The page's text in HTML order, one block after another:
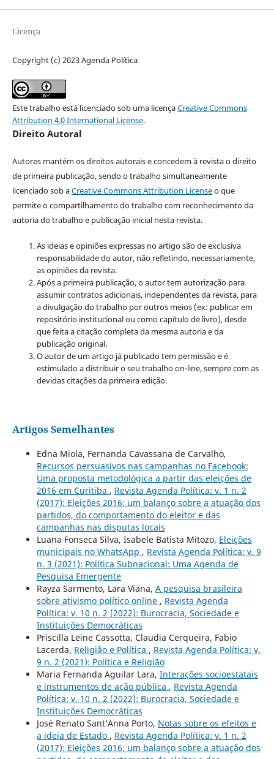
Licença
Copyright (c) 2023 Agenda Política
Este trabalho está licenciado sob uma licençaCreative Commons
Attribution 4.0 International License.
Direito Autoral
Autores mantém os direitos autorais e concedem à revista o direito
de primeira publicação, sendo o trabalho simultaneamente
licenciado sob aCreative Commons Attribution Licenseo que
permite o compartilhamento do trabalho com reconhecimento da
autoria do trabalho e publicação inicial nesta revista.
As ideias e opiniões expressas no artigo são de exclusiva
responsabilidade do autor, não refletindo, necessariamente,
as opiniões da revista.
Após a primeira publicação, o autor tem autorização para
assumir contratos adicionais, independentes da revista, para
a divulgação do trabalho por outros meios (ex: publicar em
repositório institucional ou como capítulo de livro), desde
que feita a citação completa da mesma autoria e da
publicação original.
O autor de um artigo já publicado tem permissão e é
estimulado a distribuir o seu trabalho on-line, sempre com as
devidas citações da primeira edição.
Artigos Semelhantes
Edna Miola, Fernanda Cavassana de Carvalho,
Recursos persuasivos nas campanhas no Facebook:
Uma proposta metodológica a partir das eleições de
2016 em Curitiba , Revista Agenda Política: v. 1 n. 2
(2017): Eleições 2016: um balanço sobre a atuação dos
partidos, do comportamento do eleitor e das
campanhas nas disputas locais
Luana Fonseca Silva, Isabele Batista Mitozo, Eleições
municipais no WhatsApp , Revista Agenda Política: v. 9
n. 3 (2021): Política Subnacional: Uma Agenda de
Pesquisa Emergente
Rayza Sarmento, Lara Viana, A pesquisa brasileira
sobre ativismo político online , Revista Agenda
Política: v. 10 n. 2 (2022): Burocracia, Sociedade e
Instituições Democráticas
Priscilla Leine Cassotta, Claudia Cerqueira, Fabio
Lacerda, Religião e Política , Revista Agenda Política: v.
9 n. 2 (2021): Política e Religião
Maria Fernanda Aguilar Lara, Interações socioestatais
e instrumentos de ação pública , Revista Agenda
Política: v. 10 n. 2 (2022): Burocracia, Sociedade e
Instituições Democráticas
José Renato Sant’Anna Porto, Notas sobre os efeitos e
a ideia de Estado , Revista Agenda Política: v. 1 n. 2
(2017): Eleições 2016: um balanço sobre a atuação dos